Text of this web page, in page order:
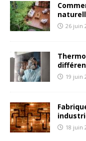
26 juin
19 juin
18 juin